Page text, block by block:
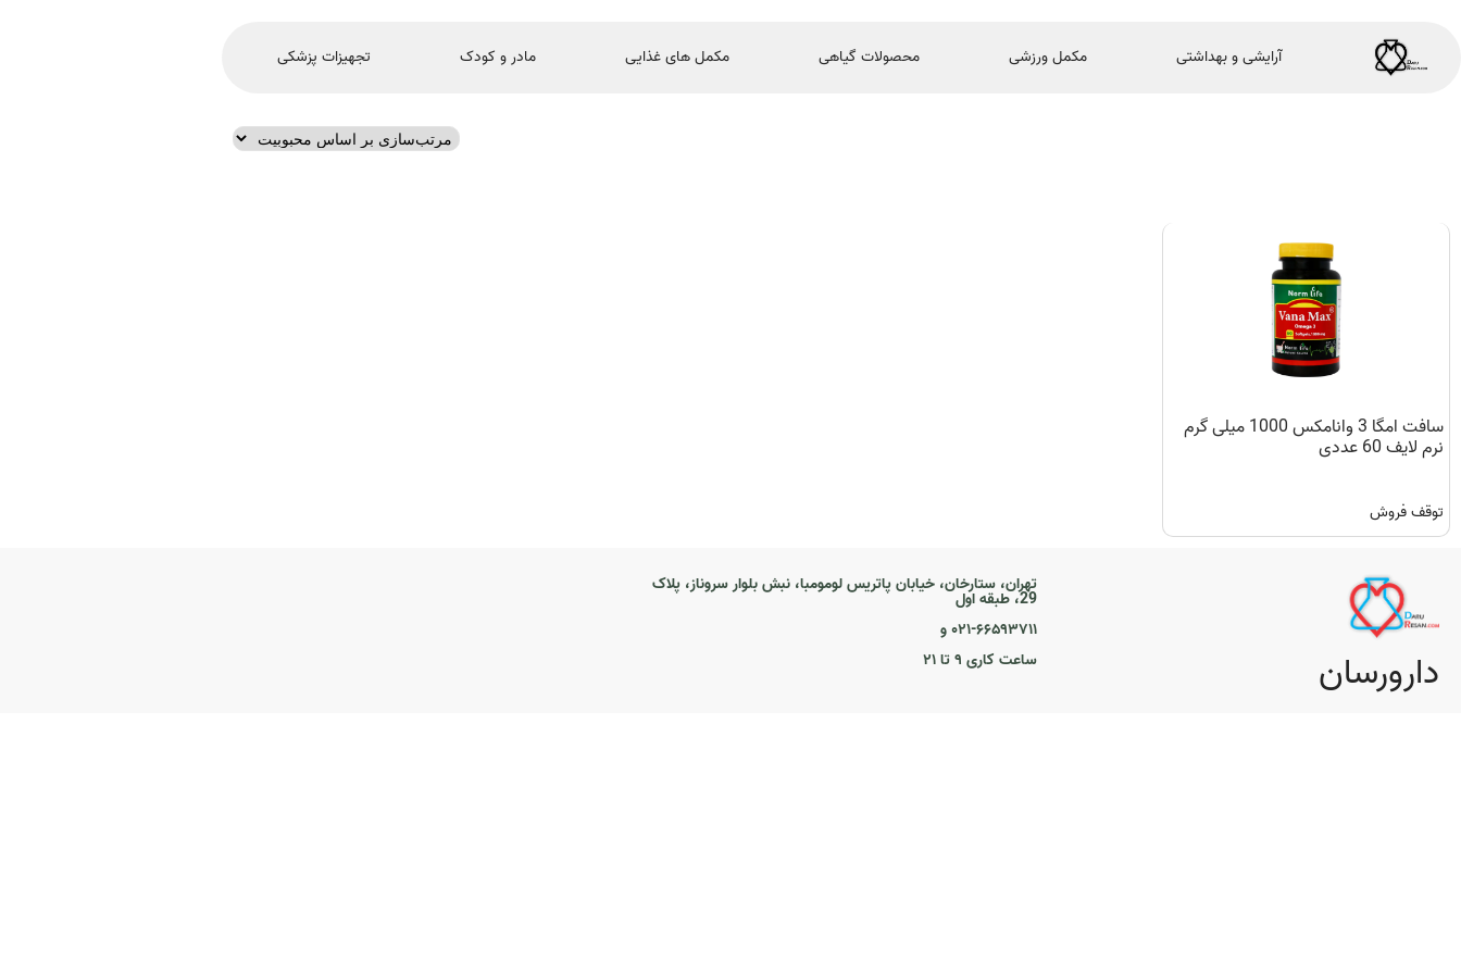
آرایشی و بهداشتی مکمل ورزشی محصولات گیاهی مکمل های غذایی مادر و کودک تجهیزات پزشکی
سافت امگا 3 وانامکس 1000 میلی گرم
نرم لایف 60 عددی
توقف فروش
دارورسان
تهران، ستارخان، خیابان پاتریس لومومبا، نبش بلوار سروناز، پلاک
29، طبقه اول
۰۲۱-۶۶۵۹۳۷۱۱ و
ساعت کاری ۹ تا ۲۱